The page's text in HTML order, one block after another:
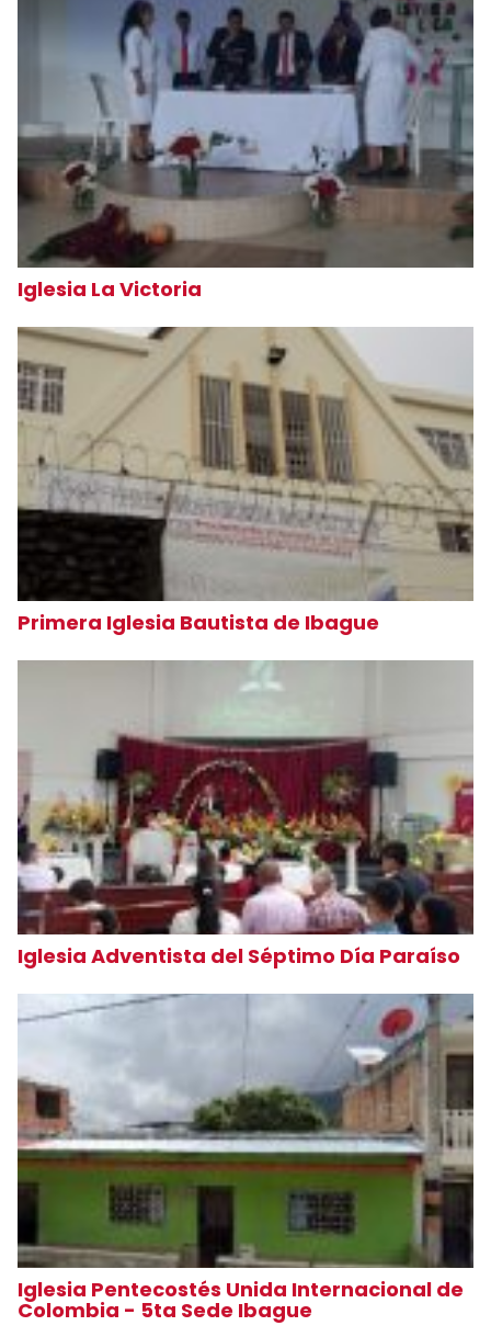
Iglesia La Victoria
Primera Iglesia Bautista de Ibague
Iglesia Adventista del Séptimo Día Paraíso
Iglesia Pentecostés Unida Internacional de
Colombia - 5ta Sede Ibague